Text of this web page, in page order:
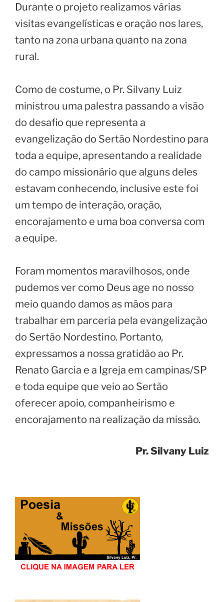
Durante o projeto realizamos várias
visitas evangelísticas e oração nos lares,
tanto na zona urbana quanto na zona
rural.
Como de costume, o Pr. Silvany Luiz
ministrou uma palestra passando a visão
do desafio que representa a
evangelização do Sertão Nordestino para
toda a equipe, apresentando a realidade
do campo missionário que alguns deles
estavam conhecendo, inclusive este foi
um tempo de interação, oração,
encorajamento e uma boa conversa com
a equipe.
Foram momentos maravilhosos, onde
pudemos ver como Deus age no nosso
meio quando damos as mãos para
trabalhar em parceria pela evangelização
do Sertão Nordestino. Portanto,
expressamos a nossa gratidão ao Pr.
Renato Garcia e a Igreja em campinas/SP
e toda equipe que veio ao Sertão
oferecer apoio, companheirismo e
encorajamento na realização da missão.
Pr. Silvany Luiz